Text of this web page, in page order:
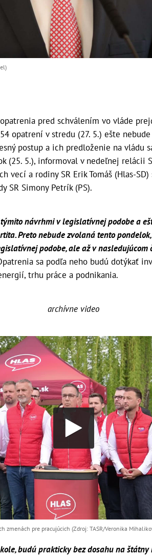
opatrenia pred schválením vo vláde
opatrení v stredu (27. 5.) ešte
postup a ich predloženie na vládu
(25. 5.), informoval v nedeľnej relácii
vecí a rodiny SR Erik Tomáš (Hlas-
SR Simony Petrík (PS).
návrhmi v legislatívnej podobe a
Preto nebude zvolaná tento
podobe, ale až v nasledujúcom
sa podľa neho budú dotýkať
trhu práce a podnikania.
archívne video
zmenách pre pracujúcich (Zdroj: TASR/Veronika
budú prakticky bez dosahu na